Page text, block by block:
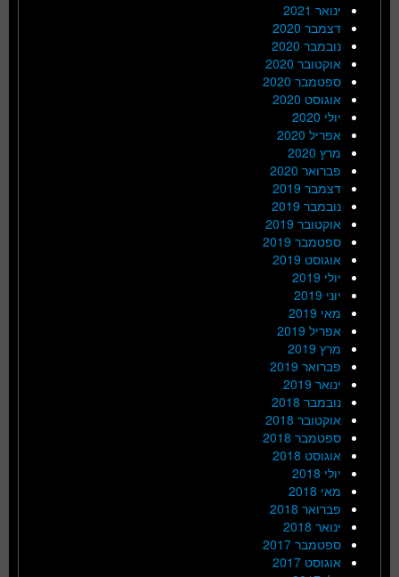
ינואר 2021
דצמבר 2020
נובמבר 2020
אוקטובר 2020
ספטמבר 2020
אוגוסט 2020
יולי 2020
אפריל 2020
מרץ 2020
פברואר 2020
דצמבר 2019
נובמבר 2019
אוקטובר 2019
ספטמבר 2019
אוגוסט 2019
יולי 2019
יוני 2019
מאי 2019
אפריל 2019
מרץ 2019
פברואר 2019
ינואר 2019
נובמבר 2018
אוקטובר 2018
ספטמבר 2018
אוגוסט 2018
יולי 2018
מאי 2018
פברואר 2018
ינואר 2018
ספטמבר 2017
אוגוסט 2017